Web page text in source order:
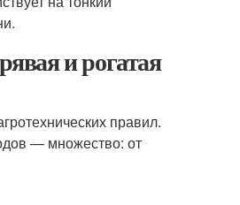
и рогатая
правил.
— множество: от